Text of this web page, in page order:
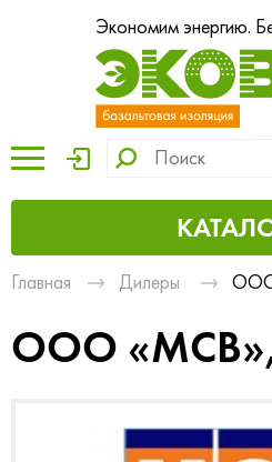
Экономим энергию.
Главная Дилеры ООО
ООО «МСВ»,